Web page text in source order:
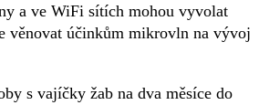
a ve WiFi sítích mohou vyvolat
věnovat účinkům mikrovln na vývoj
s vajíčky žab na dva měsíce do